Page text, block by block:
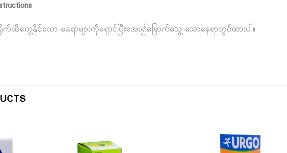
တွေ့နိုင်သော နေရာများကိုရှောင်ပြီးအေး၍ခြောက်သွေ့ သောနေရာတွင်ထားပါ။